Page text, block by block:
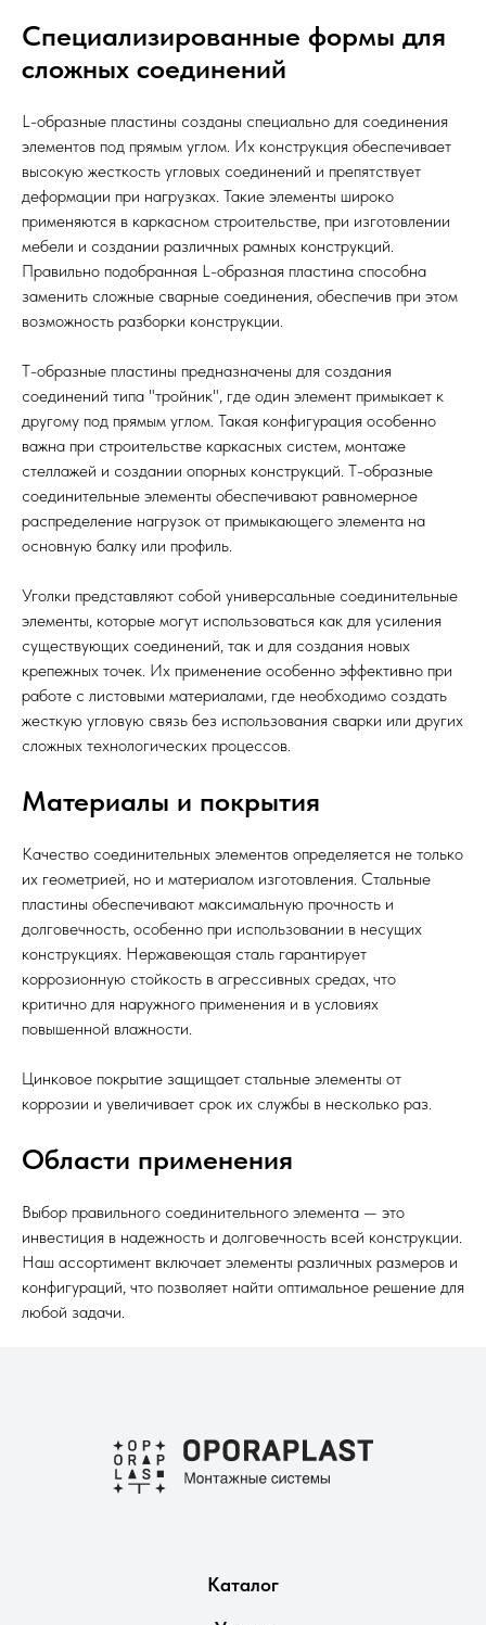
Специализированные формы для
сложных соединений
L-образные пластины созданы специально для соединения
элементов под прямым углом. Их конструкция обеспечивает
высокую жесткость угловых соединений и препятствует
деформации при нагрузках. Такие элементы широко
применяются в каркасном строительстве, при изготовлении
мебели и создании различных рамных конструкций.
Правильно подобранная L-образная пластина способна
заменить сложные сварные соединения, обеспечив при этом
возможность разборки конструкции.
T-образные пластины предназначены для создания
соединений типа "тройник", где один элемент примыкает к
другому под прямым углом. Такая конфигурация особенно
важна при строительстве каркасных систем, монтаже
стеллажей и создании опорных конструкций. T-образные
соединительные элементы обеспечивают равномерное
распределение нагрузок от примыкающего элемента на
основную балку или профиль.
Уголки представляют собой универсальные соединительные
элементы, которые могут использоваться как для усиления
существующих соединений, так и для создания новых
крепежных точек. Их применение особенно эффективно при
работе с листовыми материалами, где необходимо создать
жесткую угловую связь без использования сварки или других
сложных технологических процессов.
Материалы и покрытия
Качество соединительных элементов определяется не только
их геометрией, но и материалом изготовления. Стальные
пластины обеспечивают максимальную прочность и
долговечность, особенно при использовании в несущих
конструкциях. Нержавеющая сталь гарантирует
коррозионную стойкость в агрессивных средах, что
критично для наружного применения и в условиях
повышенной влажности.
Цинковое покрытие защищает стальные элементы от
коррозии и увеличивает срок их службы в несколько раз.
Области применения
Выбор правильного соединительного элемента — это
инвестиция в надежность и долговечность всей конструкции.
Наш ассортимент включает элементы различных размеров и
конфигураций, что позволяет найти оптимальное решение для
любой задачи.
Каталог